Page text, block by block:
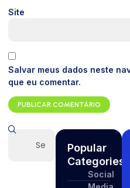
Site
Salvar meus dados neste
que eu comentar.
Popular
Categories
Social